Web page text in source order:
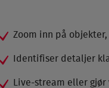
Zoom inn på
Identifiser detaljer
Live-stream eller